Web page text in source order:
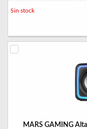
Sin stock
MARS GAMING